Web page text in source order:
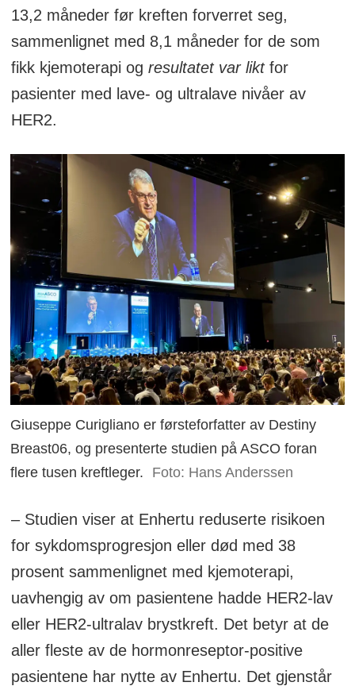
13,2 måneder før kreften forverret seg,
sammenlignet med 8,1 måneder for de som
fikk kjemoterapi og resultatet var liktfor
pasienter med lave- og ultralave nivåer av
HER2.
Giuseppe Curigliano er førsteforfatter av Destiny
Breast06, og presenterte studien på ASCO foran
flere tusen kreftleger.
Foto: Hans Anderssen
– Studien viser at Enhertu reduserte risikoen
for sykdomsprogresjon eller død med 38
prosent sammenlignet med kjemoterapi,
uavhengig av om pasientene hadde HER2-lav
eller HER2-ultralav brystkreft. Det betyr at de
aller fleste av de hormonreseptor-positive
pasientene har nytte av Enhertu. Det gjenstår